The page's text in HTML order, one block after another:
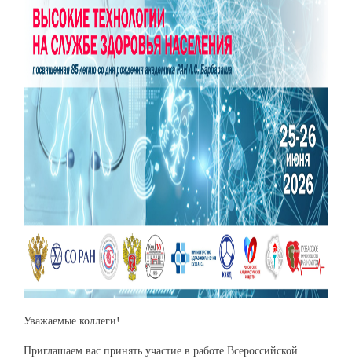
Уважаемые коллеги!
Приглашаем вас принять участие в работе Всероссийской